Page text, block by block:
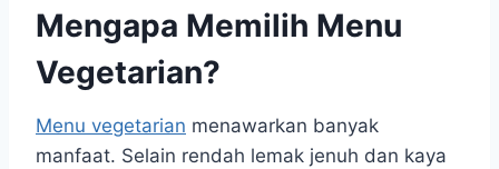
Mengapa Memilih Menu
Vegetarian?
Menu vegetarian menawarkan banyak
manfaat. Selain rendah lemak jenuh dan kaya